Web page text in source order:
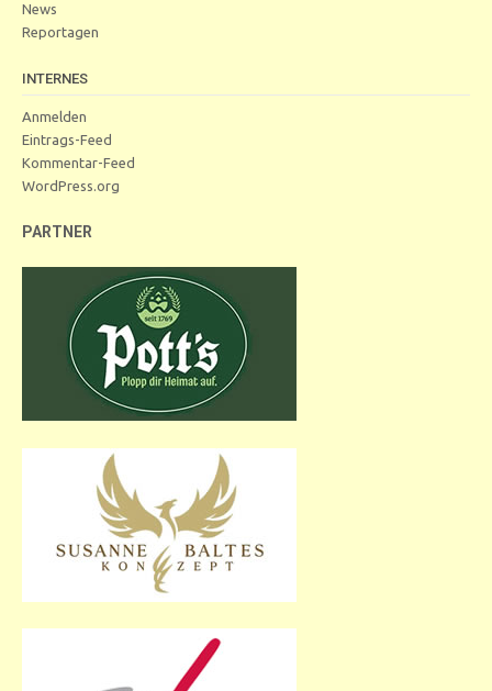
News
Reportagen
INTERNES
Anmelden
Eintrags-Feed
Kommentar-Feed
WordPress.org
PARTNER